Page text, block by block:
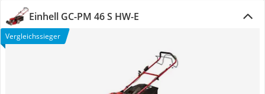
Einhell GC-PM 46 S HW-E
Vergleichssieger